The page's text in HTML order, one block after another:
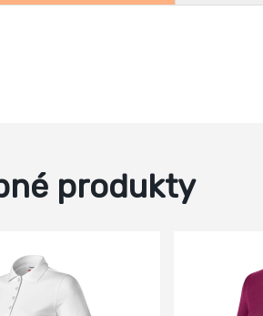
produkty